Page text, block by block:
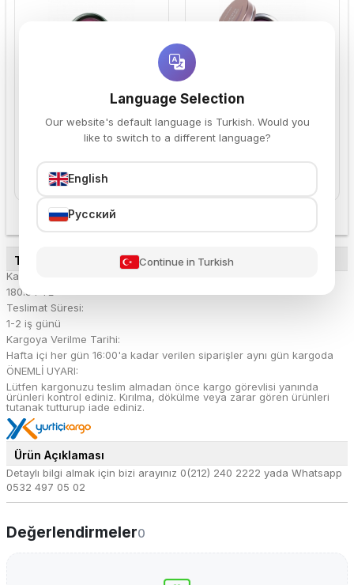
Options Glass Pink
Sepete Ekle
Options Celestial Orchid
900.00 TL
TESLİMAT DETAYLARI
Kargo Ücreti:
180.54 TL
Teslimat Süresi:
1-2 iş günü
Kargoya Verilme Tarihi:
Hafta içi her gün 16:00'a kadar verilen siparişler aynı gün kargoda
ÖNEMLİ UYARI:
Lütfen kargonuzu teslim almadan önce kargo görevlisi yanında
ürünleri kontrol ediniz. Kırılma, dökülme veya zarar gören ürünleri
tutanak tutturup iade ediniz.
Ürün Açıklaması
Detaylı bilgi almak için bizi arayınız 0(212) 240 2222 yada Whatsapp
0532 497 05 02
Değerlendirmeler0
Language Selection
Our website's default language is Turkish. Would you
like to switch to a different language?
English
Русский
Continue in Turkish